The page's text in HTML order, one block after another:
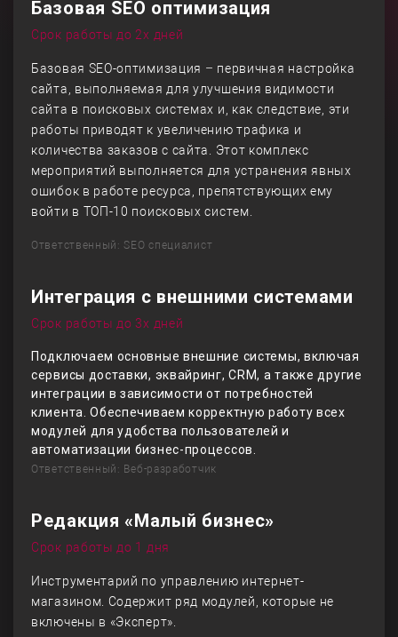
Базовая SEO оптимизация
Срок работы до 2х дней
Базовая SEO-оптимизация – первичная настройка
сайта, выполняемая для улучшения видимости
сайта в поисковых системах и, как следствие, эти
работы приводят к увеличению трафика и
количества заказов с сайта. Этот комплекс
мероприятий выполняется для устранения явных
ошибок в работе ресурса, препятствующих ему
войти в ТОП-10 поисковых систем.
Ответственный: SEO специалист
Интеграция с внешними системами
Срок работы до 3х дней
Подключаем основные внешние системы, включая
сервисы доставки, эквайринг, CRM, а также другие
интеграции в зависимости от потребностей
клиента. Обеспечиваем корректную работу всех
модулей для удобства пользователей и
автоматизации бизнес-процессов.
Ответственный: Веб-разработчик
Редакция «Малый бизнес»
Срок работы до 1 дня
Инструментарий по управлению интернет-
магазином. Содержит ряд модулей, которые не
включены в «Эксперт».